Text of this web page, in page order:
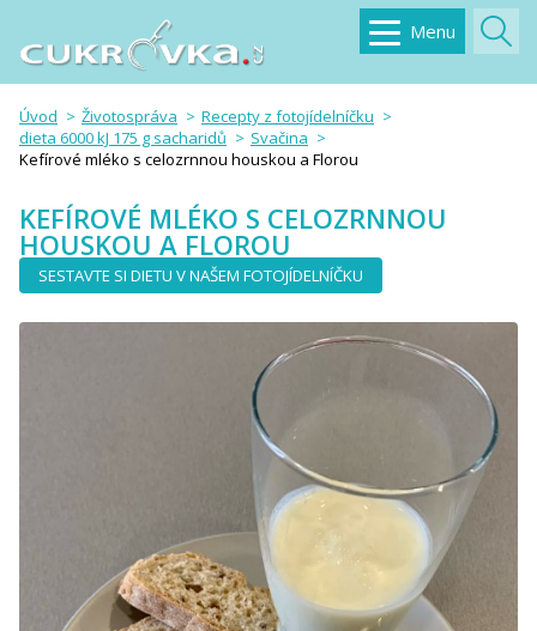
Menu
Úvod Životospráva
Recepty z fotojídelníčku
dieta 6000 kJ 175 g sacharidů
Svačina
Kefírové mléko s celozrnnou houskou a Florou
KEFÍROVÉ MLÉKO S CELOZRNNOU
HOUSKOU A FLOROU
SESTAVTE SI DIETU V NAŠEM FOTOJÍDELNÍČKU